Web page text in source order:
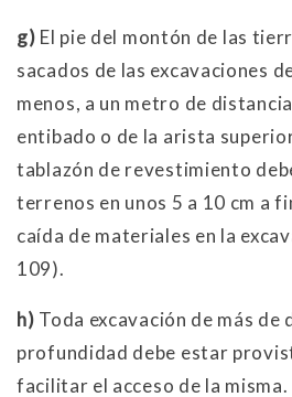
g) El pie del montón de las
sacados de las excavaciones
menos, a un metro de
entibado o de la arista
tablazón de revestimiento
terrenos en unos 5 a 10 cm a
caída de materiales en la
109).
h) Toda excavación de más de
profundidad debe estar
facilitar el acceso de la